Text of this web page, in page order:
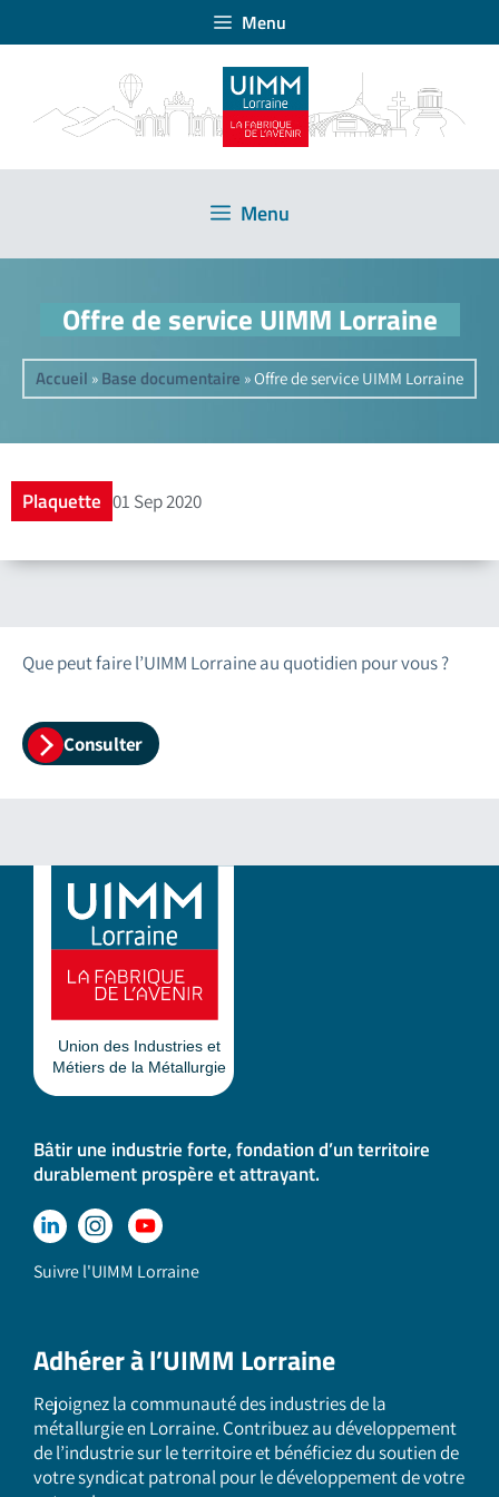
Menu
Menu
Offre de service UIMM Lorraine
Accueil » Base documentaire »Offre de service UIMM Lorraine
Plaquette 01 Sep 2020
Que peut faire l’UIMM Lorraine au quotidien pour vous ?
Consulter
Bâtir une industrie forte, fondation d’un territoire
durablement prospère et attrayant.
Suivre l'UIMM Lorraine
Adhérer à l’UIMM Lorraine
Rejoignez la communauté des industries de la
métallurgie en Lorraine. Contribuez au développement
de l’industrie sur le territoire et bénéficiez du soutien de
votre syndicat patronal pour le développement de votre